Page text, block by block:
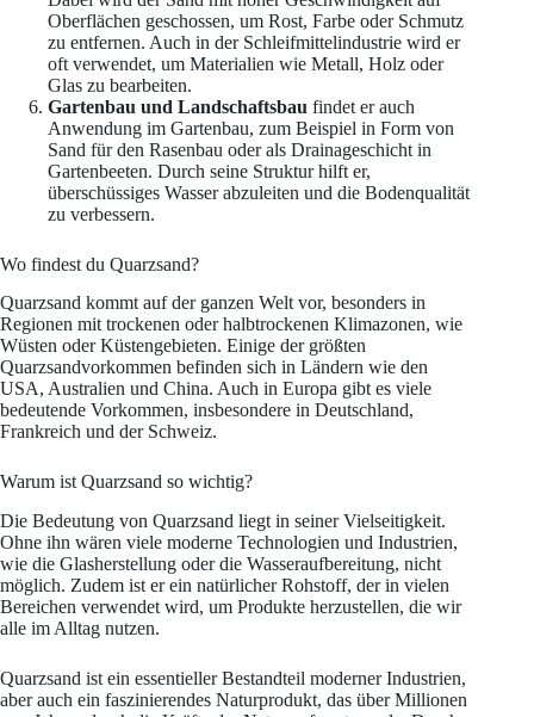
Oberflächen geschossen, um Rost, Farbe oder Schmutz
zu entfernen. Auch in der Schleifmittelindustrie wird er
oft verwendet, um Materialien wie Metall, Holz oder
Glas zu bearbeiten.
Gartenbau und Landschaftsbau findet er auch
Anwendung im Gartenbau, zum Beispiel in Form von
Sand für den Rasenbau oder als Drainageschicht in
Gartenbeeten. Durch seine Struktur hilft er,
überschüssiges Wasser abzuleiten und die Bodenqualität
zu verbessern.
Wo findest du Quarzsand?
Quarzsand kommt auf der ganzen Welt vor, besonders in
Regionen mit trockenen oder halbtrockenen Klimazonen, wie
Wüsten oder Küstengebieten. Einige der größten
Quarzsandvorkommen befinden sich in Ländern wie den
USA, Australien und China. Auch in Europa gibt es viele
bedeutende Vorkommen, insbesondere in Deutschland,
Frankreich und der Schweiz.
Warum ist Quarzsand so wichtig?
Die Bedeutung von Quarzsand liegt in seiner Vielseitigkeit.
Ohne ihn wären viele moderne Technologien und Industrien,
wie die Glasherstellung oder die Wasseraufbereitung, nicht
möglich. Zudem ist er ein natürlicher Rohstoff, der in vielen
Bereichen verwendet wird, um Produkte herzustellen, die wir
alle im Alltag nutzen.
Quarzsand ist ein essentieller Bestandteil moderner Industrien,
aber auch ein faszinierendes Naturprodukt, das über Millionen